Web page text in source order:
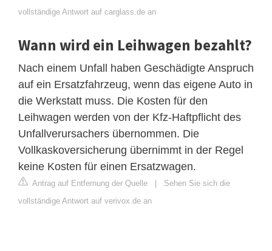
vollständige Antwort auf carglass.de an
Wann wird ein Leihwagen bezahlt?
Nach einem Unfall haben Geschädigte Anspruch
auf ein Ersatzfahrzeug, wenn das eigene Auto in
die Werkstatt muss. Die Kosten für den
Leihwagen werden von der Kfz-Haftpflicht des
Unfallverursachers übernommen. Die
Vollkaskoversicherung übernimmt in der Regel
keine Kosten für einen Ersatzwagen.
Antrag auf Entfernung der Quelle
Sehen Sie sich die
vollständige Antwort auf verivox.de an